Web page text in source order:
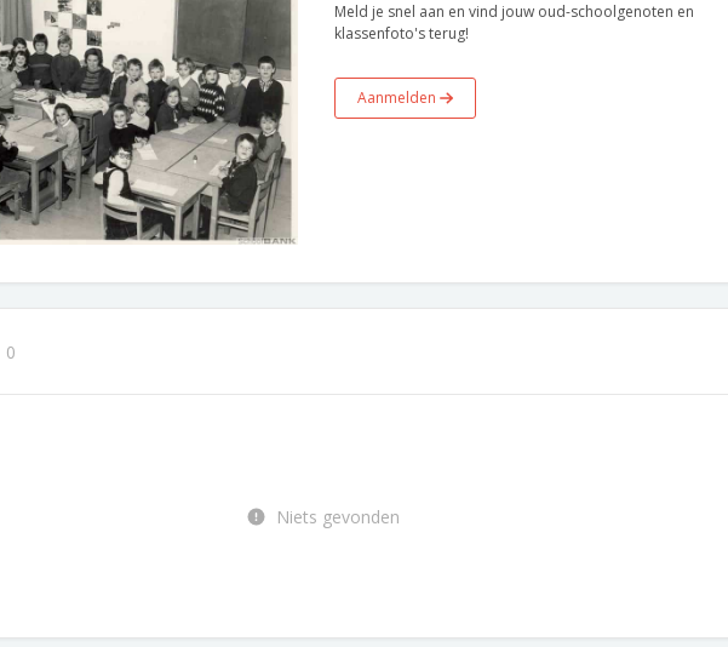
Meld je snel aan en vind jouw oud-schoolgenoten en
klassenfoto's terug!
Aanmelden
0
Niets gevonden